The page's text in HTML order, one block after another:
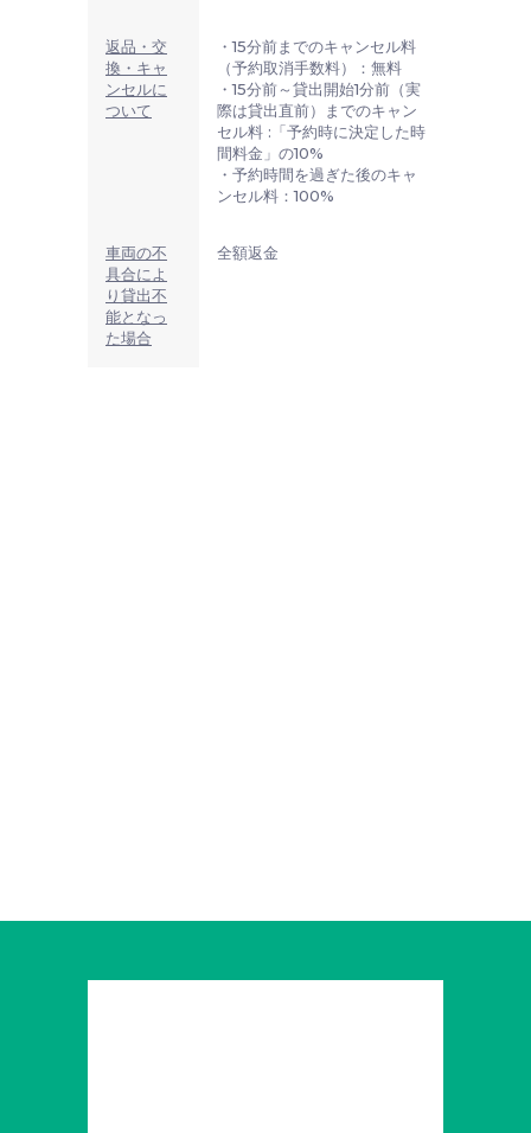
返品・交
換・キャ
ンセルに
ついて
・15分前までのキャンセル料
（予約取消手数料）：無料
・15分前～貸出開始1分前（実
際は貸出直前）までのキャン
セル料 :「予約時に決定した時
間料金」の10%
・予約時間を過ぎた後のキャ
ンセル料：100%
車両の不
具合によ
り貸出不
能となっ
た場合
全額返金